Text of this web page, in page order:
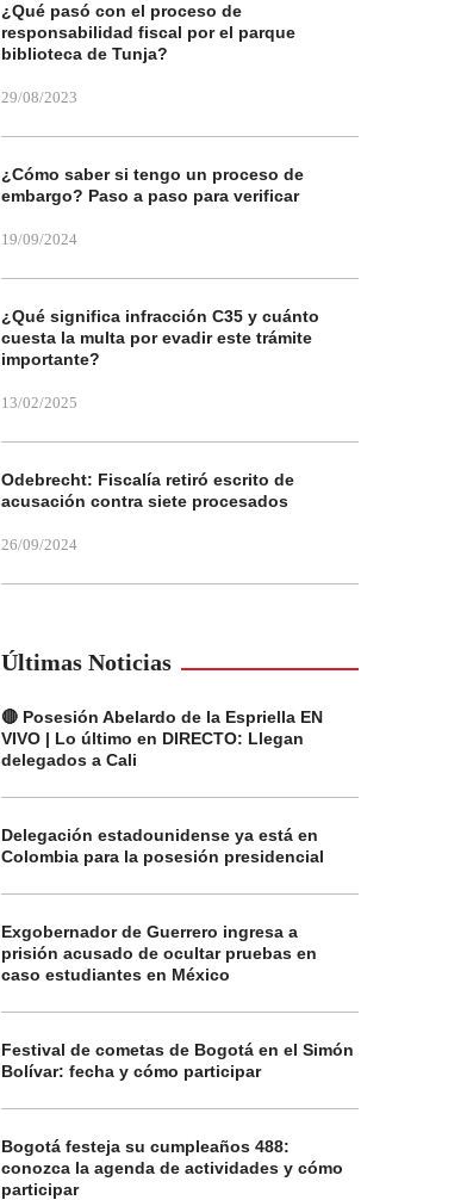
¿Qué pasó con el proceso de
responsabilidad fiscal por el parque
biblioteca de Tunja?
29/08/2023
¿Cómo saber si tengo un proceso de
embargo? Paso a paso para verificar
19/09/2024
¿Qué significa infracción C35 y cuánto
cuesta la multa por evadir este trámite
importante?
13/02/2025
Odebrecht: Fiscalía retiró escrito de
acusación contra siete procesados
26/09/2024
Últimas Noticias
🔴 Posesión Abelardo de la Espriella EN
VIVO | Lo último en DIRECTO: Llegan
delegados a Cali
Delegación estadounidense ya está en
Colombia para la posesión presidencial
Exgobernador de Guerrero ingresa a
prisión acusado de ocultar pruebas en
caso estudiantes en México
Festival de cometas de Bogotá en el Simón
Bolívar: fecha y cómo participar
Bogotá festeja su cumpleaños 488:
conozca la agenda de actividades y cómo
participar